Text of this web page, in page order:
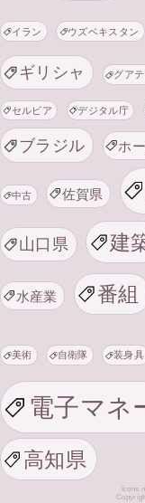
イラン ウズベキスタン
ギリシャ グア
セルビア デジタル庁
ブラジル ホ
中古 佐賀県
山口県 建
水産業 番組
美術 自衛隊 装身具
電子マネ
高知県
Icons